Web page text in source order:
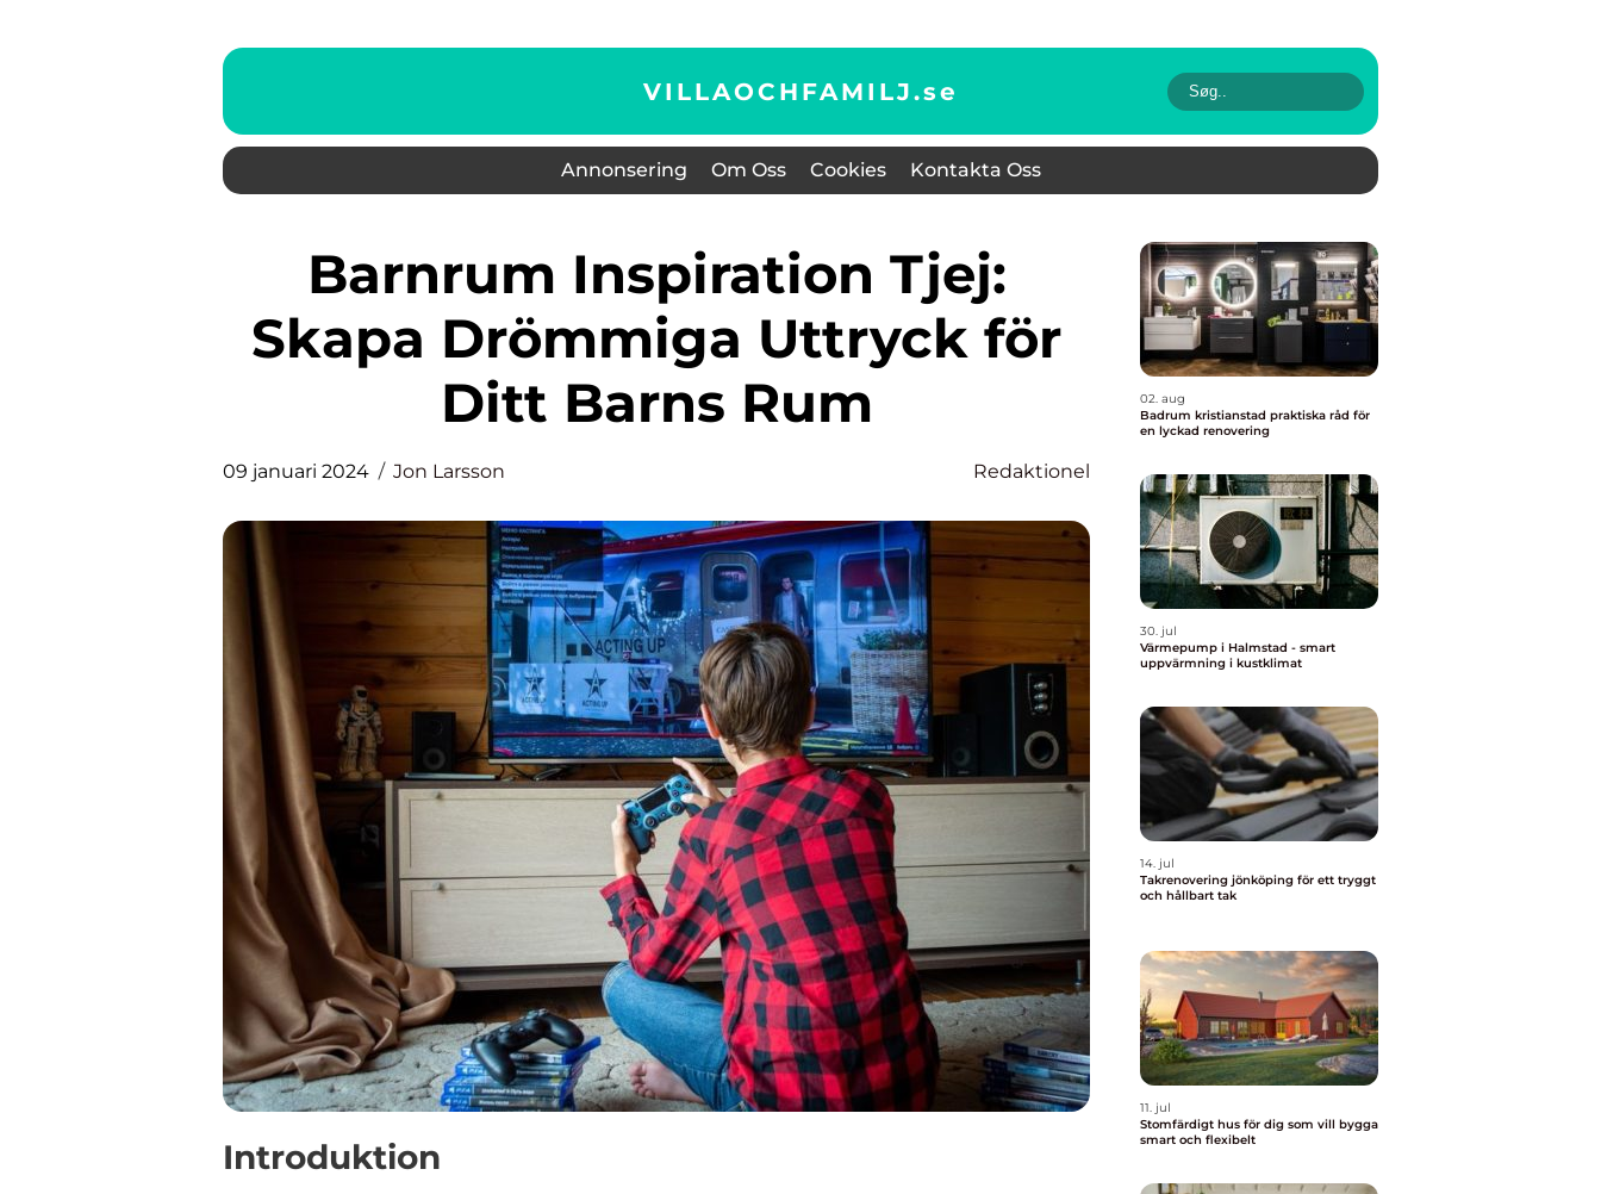
VILLAOCHFAMILJ.se
Annonsering Om Oss Cookies Kontakta Oss
Barnrum Inspiration Tjej:
Skapa Drömmiga Uttryck för
Ditt Barns Rum
09 januari 2024 Jon Larsson Redaktionel
Introduktion
02. aug
Badrum kristianstad praktiska råd för
en lyckad renovering
30. jul
Värmepump i Halmstad - smart
uppvärmning i kustklimat
14. jul
Takrenovering jönköping för ett tryggt
och hållbart tak
11. jul
Stomfärdigt hus för dig som vill bygga
smart och flexibelt